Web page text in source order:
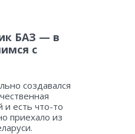
БАЗ — в
с
создавался
и есть что-то
приехало из